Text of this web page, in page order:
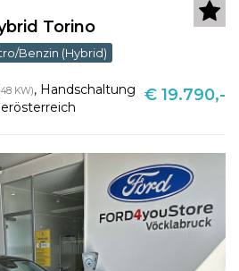
Torino
Benzin (Hybrid)
KW), Handschaltung
€ 19.790,-